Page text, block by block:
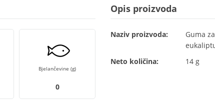
Bjelančevine (g)
0
Opis proizvoda
Naziv proizvoda:
Guma
Neto količina:
14 g